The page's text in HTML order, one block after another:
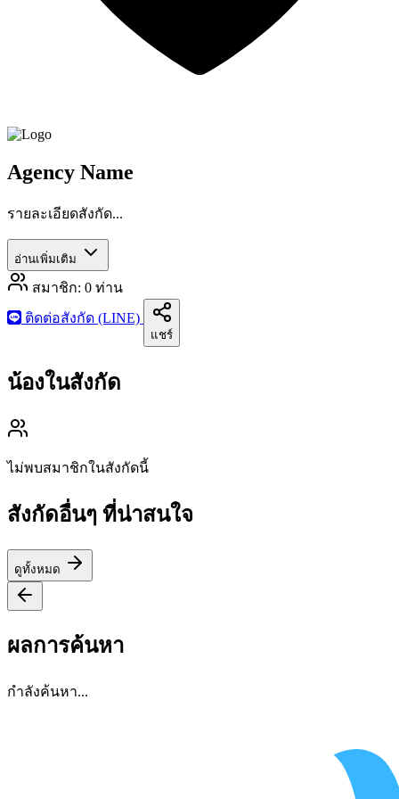
Agency Name
รายละเอียดสังกัด...
อ่านเพิ่มเติม
สมาชิก: 0 ท่าน
ติดต่อสังกัด (LINE)
แชร์
น้องในสังกัด
ไม่พบสมาชิกในสังกัดนี้
สังกัดอื่นๆ ที่น่าสนใจ
ดูทั้งหมด
ผลการค้นหา
กำลังค้นหา...